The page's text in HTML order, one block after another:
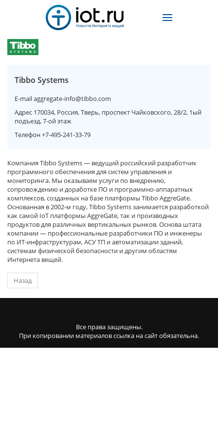
Tibbo Systems
E-mailaggregate-info@tibbo.com
Адрес 170034, Россия, Тверь, проспект Чайковского, 28/2, 1ый
подъезд, 7-ой этаж
Телефон+7-495-241-33-79
Компания Tibbo Systems — ведущий российский разработчик
программного обеспечения для систем управления и
мониторинга. Мы оказываем услуги по внедрению,
сопровождению и доработке ПО и программно-аппаратных
комплексов, созданных на базе платформы Tibbo AggreGate.
Основанная в 2002-м году, Tibbo Systems занимается разработкой
как самой IoT платформы AggreGate, так и производных
продуктов для различных вертикальных рынков. Основа штата
компании — профессиональные разработчики ПО и инженеры
по ИТ-инфраструктурам, АСУ ТП и автоматизации зданий,
системам физической безопасности и другим областям
Интернета вещей.
Назад
Все права защищены.
При копировании материалов ссылка на сайт обязательна.